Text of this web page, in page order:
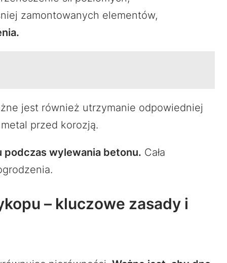
zamontowanych elementów,
jest również utrzymanie odpowiedniej
przed korozją.
wylewania betonu. Cała
– kluczowe zasady i